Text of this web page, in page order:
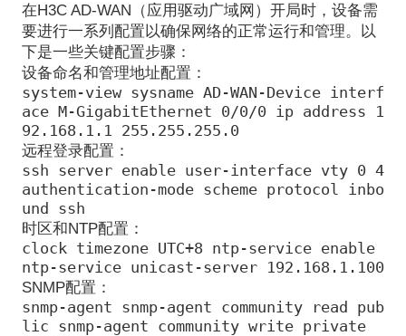
在H3C AD-WAN（应用驱动广域网）开局时，设备需
要进行一系列配置以确保网络的正常运行和管理。以
下是一些关键配置步骤：
设备命名和管理地址配置 ：
system-view sysname AD-WAN-Device interf
ace M-GigabitEthernet 0/0/0 ip address 1
92.168.1.1 255.255.255.0
远程登录配置 ：
ssh server enable user-interface vty 0 4
authentication-mode scheme protocol inbo
und ssh
时区和NTP配置 ：
clock timezone UTC+8 ntp-service enable
ntp-service unicast-server 192.168.1.100
SNMP配置 ：
snmp-agent snmp-agent community read pub
lic snmp-agent community write private